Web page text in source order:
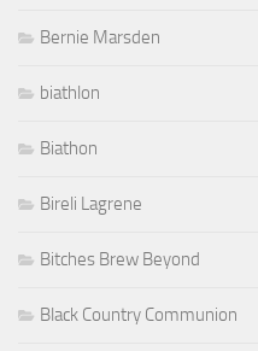
Bernie Marsden
biathlon
Biathon
Bireli Lagrene
Bitches Brew Beyond
Black Country Communion